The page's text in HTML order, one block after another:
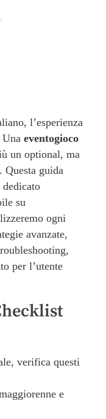
l’esperienza
Una eventogioco
un optional, ma
Questa guida
su
ogni
avanzate,
per l’utente
verifica questi
e